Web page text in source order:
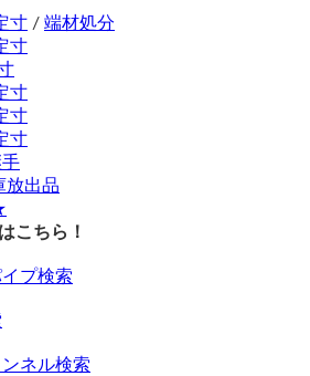
ームに必要寸法・数量等を入力し、
物カートに追加して注文フォームへ
料・振込先等をご連絡いたします。
算ができない場合や複雑な加工を伴
ォーム（見積依頼・注文依頼）より
下記質問にお答えください。
ワイト管・SS400）、
1200ｍｍ 4本について
を内角120度曲げられるか？
変形距離は40ｍｍ位ですか？
寸 / 端材処分
寸
寸
寸
寸
放出品
こちら！